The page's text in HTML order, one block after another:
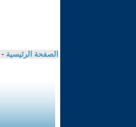
الصفحة الرئيسية -